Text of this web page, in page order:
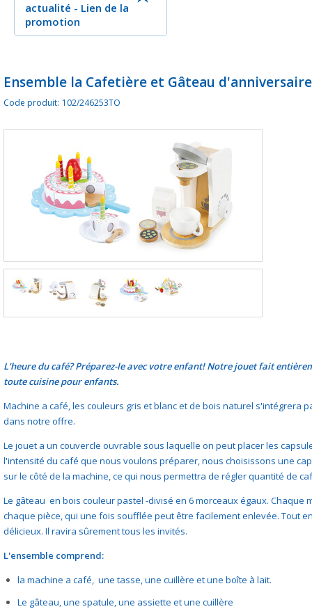
actualité - Lien de la
promotion
Ensemble la Cafetière et Gâteau
Code produit: 102/246253TO
L'heure du café? Préparez-le avec votre enfant! Notre jouet fait
toute cuisine pour enfants.
Machine a café, les couleurs gris et blanc et de bois naturel
dans notre offre.
Le jouet a un couvercle ouvrable sous laquelle on peut placer les
l'intensité du café que nous voulons préparer, nous choisissons une
sur le côté de la machine, ce qui nous permettra de régler quantité de
Le gâteau en bois couleur pastel -divisé en 6 morceaux égaux. Chaque
chaque pièce, qui une fois soufflée peut être facilement enlevée. Tout
délicieux. Il ravira sûrement tous les invités.
L'ensemble comprend:
la machine a café, une tasse, une cuillère et une boîte à lait.
Le gâteau, une spatule, une assiette et une cuillère